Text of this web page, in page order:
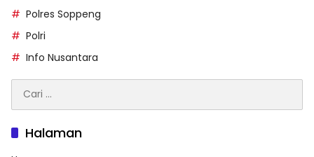
Polres Soppeng
Polri
Info Nusantara
untuk:
Halaman